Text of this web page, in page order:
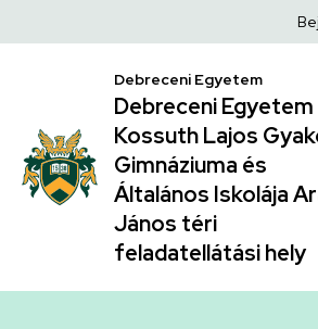
|
Debreceni
Egyetem
Kossuth
Lajos
Gyakorló
a
Debreceni Egyetem
Debreceni Egyetem
Kossuth Lajos
Gimnáziuma és
Általános Iskolája
János téri
feladatellátási hely